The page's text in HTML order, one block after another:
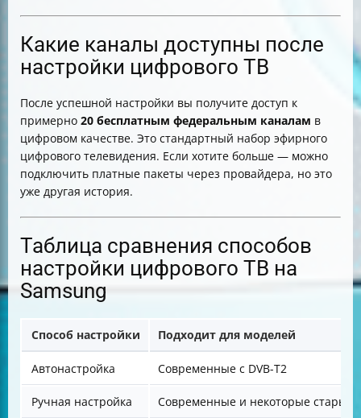
Какие каналы доступны после
настройки цифрового ТВ
После успешной настройки вы получите доступ к
примерно 20 бесплатным федеральным каналам в
цифровом качестве. Это стандартный набор эфирного
цифрового телевидения. Если хотите больше — можно
подключить платные пакеты через провайдера, но это
уже другая история.
Таблица сравнения способов
настройки цифрового ТВ на
Samsung
Способ настройки Подходит для моделей
Автонастройка Современные с DVB-T2
Ручная настройка Современные и некоторые старые